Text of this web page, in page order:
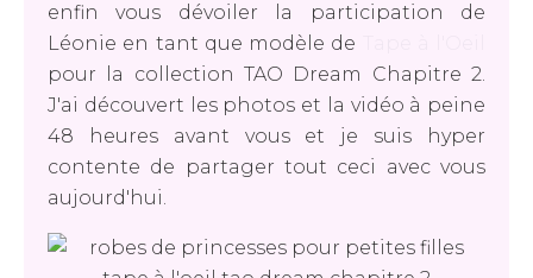
enfin vous dévoiler la participation de
Léonie en tant que modèle de
pour la collection TAO Dream Chapitre 2.
J'ai découvert les photos et la vidéo à peine
48 heures avant vous et je suis hyper
contente de partager tout ceci avec vous
aujourd'hui.